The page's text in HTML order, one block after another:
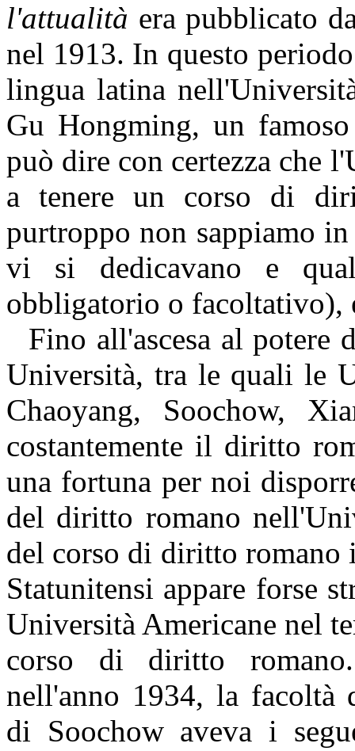
l'attualità era pubblicato
nel 1913. In questo
lingua latina
Gu Hongming, un
può dire con certezza che
a tenere un corso di
purtroppo non sappiamo
vi si dedicavano e
obbligatorio o facoltativo),
Fino all'ascesa al potere
Università, tra le quali le
Chaoyang, Soochow,
costantemente il diritto
una fortuna per noi
del diritto romano
del corso di diritto romano
Statunitensi appare forse
Università Americane nel
corso di diritto romano.
nell'anno 1934, la facoltà
di Soochow aveva i